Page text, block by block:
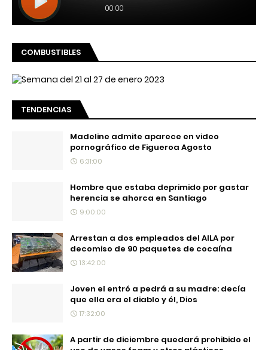
COMBUSTIBLES
TENDENCIAS
Madeline admite aparece en video
pornográfico de Figueroa Agosto
6:31:00
Hombre que estaba deprimido por gastar
herencia se ahorca en Santiago
9:00:00
Arrestan a dos empleados del AILA por
decomiso de 90 paquetes de cocaína
13:42:00
Joven el entró a pedrá a su madre: decía
que ella era el diablo y él, Dios
17:32:00
A partir de diciembre quedará prohibido el